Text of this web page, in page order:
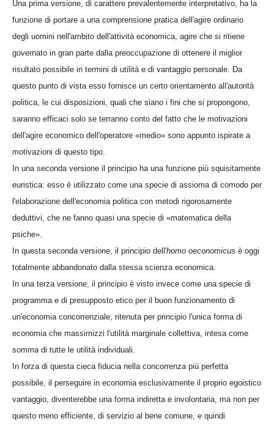
Una prima versione, di carattere prevalentemente interpretativo, ha la
funzione di portare a una comprensione pratica dell'agire ordinario
degli uomini nell'ambito dell'attività economica, agire che si ritiene
governato in gran parte dalla preoccupazione di ottenere il miglior
risultato possibile in termini di utilità e di vantaggio personale. Da
questo punto di vista esso fornisce un certo orientamento all'autorità
politica, le cui disposizioni, quali che siano i fini che si propongono,
saranno efficaci solo se terranno conto del fatto che le motivazioni
dell'agire economico dell'operatore «medio» sono appunto ispirate a
motivazioni di questo tipo.
In una seconda versione il principio ha una funzione più squisitamente
euristica: esso è utilizzato come una specie di assioma di comodo per
l'elaborazione dell'economia politica con metodi rigorosamente
deduttivi, che ne fanno quasi una specie di «matematica della
psiche».
In questa seconda versione, il principio dell'homo oeconomicus è oggi
totalmente abbandonato dalla stessa scienza economica.
In una terza versione, il principio è visto invece come una specie di
programma e di presupposto etico per il buon funzionamento di
un'economia concorrenziale, ritenuta per principio l'unica forma di
economia che massimizzi l'utilità marginale collettiva, intesa come
somma di tutte le utilità individuali.
In forza di questa cieca fiducia nella concorrenza più perfetta
possibile, il perseguire in economia esclusivamente il proprio egoistico
vantaggio, diventerebbe una forma indiretta e involontaria, ma non per
questo meno efficiente, di servizio al bene comune, e quindi